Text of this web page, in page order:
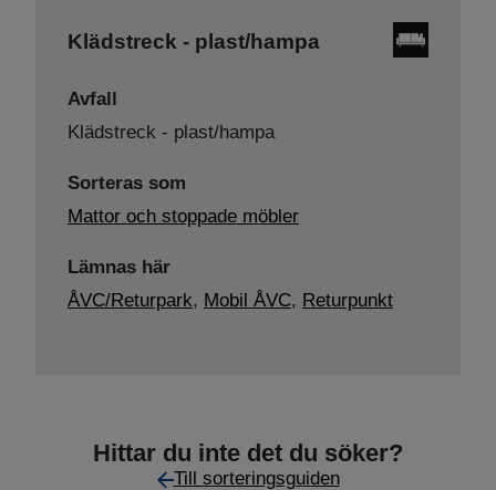
Klädstreck - plast/hampa
Avfall
Klädstreck - plast/hampa
Sorteras som
Mattor och stoppade möbler
Lämnas här
ÅVC/Returpark, Mobil ÅVC, Returpunkt
Hittar du inte det du söker?
Till sorteringsguiden